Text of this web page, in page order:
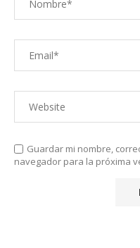
Guardar mi nombre,
navegador para la próxima